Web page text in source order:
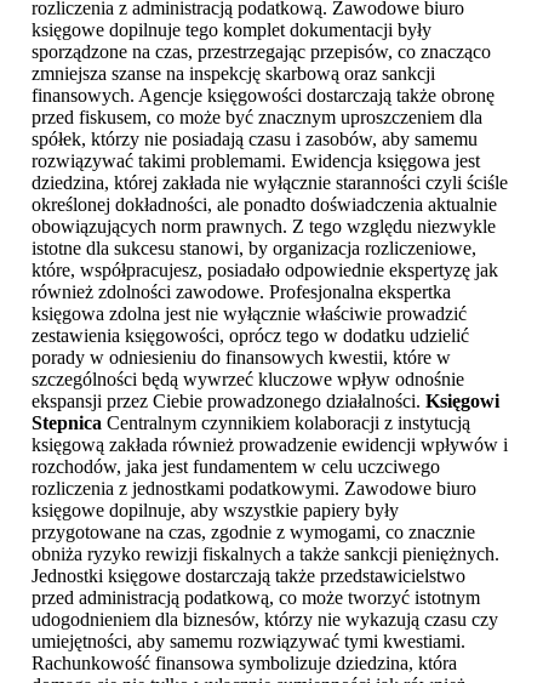
rozliczenia z administracją podatkową. Zawodowe biuro
księgowe dopilnuje tego komplet dokumentacji były
sporządzone na czas, przestrzegając przepisów, co znacząco
zmniejsza szanse na inspekcję skarbową oraz sankcji
finansowych. Agencje księgowości dostarczają także obronę
przed fiskusem, co może być znacznym uproszczeniem dla
spółek, którzy nie posiadają czasu i zasobów, aby samemu
rozwiązywać takimi problemami. Ewidencja księgowa jest
dziedzina, której zakłada nie wyłącznie staranności czyli ściśle
określonej dokładności, ale ponadto doświadczenia aktualnie
obowiązujących norm prawnych. Z tego względu niezwykle
istotne dla sukcesu stanowi, by organizacja rozliczeniowe,
które, współpracujesz, posiadało odpowiednie ekspertyzę jak
również zdolności zawodowe. Profesjonalna ekspertka
księgowa zdolna jest nie wyłącznie właściwie prowadzić
zestawienia księgowości, oprócz tego w dodatku udzielić
porady w odniesieniu do finansowych kwestii, które w
szczególności będą wywrzeć kluczowe wpływ odnośnie
ekspansji przez Ciebie prowadzonego działalności. Księgowi
Stepnica Centralnym czynnikiem kolaboracji z instytucją
księgową zakłada również prowadzenie ewidencji wpływów i
rozchodów, jaka jest fundamentem w celu uczciwego
rozliczenia z jednostkami podatkowymi. Zawodowe biuro
księgowe dopilnuje, aby wszystkie papiery były
przygotowane na czas, zgodnie z wymogami, co znacznie
obniża ryzyko rewizji fiskalnych a także sankcji pieniężnych.
Jednostki księgowe dostarczają także przedstawicielstwo
przed administracją podatkową, co może tworzyć istotnym
udogodnieniem dla biznesów, którzy nie wykazują czasu czy
umiejętności, aby samemu rozwiązywać tymi kwestiami.
Rachunkowość finansowa symbolizuje dziedzina, która